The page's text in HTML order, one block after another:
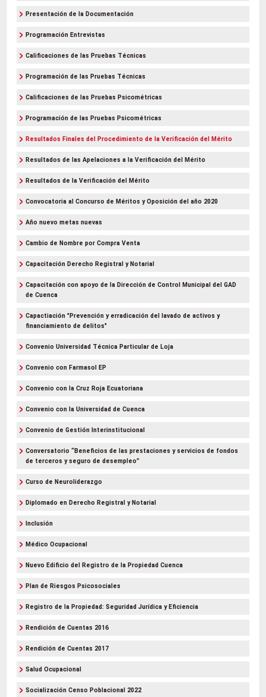
Presentación de la Documentación
Programación Entrevistas
Calificaciones de las Pruebas Técnicas
Programación de las Pruebas Técnicas
Calificaciones de las Pruebas Psicométricas
Programación de las Pruebas Psicométricas
Resultados Finales del Procedimiento de la Verificación del Mérito
Resultados de las Apelaciones a la Verificación del Mérito
Resultados de la Verificación del Mérito
Convocatoria al Concurso de Méritos y Oposición del año 2020
Año nuevo metas nuevas
Cambio de Nombre por Compra Venta
Capacitación Derecho Registral y Notarial
Capacitación con apoyo de la Dirección de Control Municipal del GAD
de Cuenca
Capactiación "Prevención y erradicación del lavado de activos y
financiamiento de delitos"
Convenio Universidad Técnica Particular de Loja
Convenio con Farmasol EP
Convenio con la Cruz Roja Ecuatoriana
Convenio con la Universidad de Cuenca
Convenio de Gestión Interinstitucional
Conversatorio “Beneficios de las prestaciones y servicios de fondos
de terceros y seguro de desempleo”
Curso de Neuroliderazgo
Diplomado en Derecho Registral y Notarial
Inclusión
Médico Ocupacional
Nuevo Edificio del Registro de la Propiedad Cuenca
Plan de Riesgos Psicosociales
Registro de la Propiedad: Seguridad Jurídica y Eficiencia
Rendición de Cuentas 2016
Rendición de Cuentas 2017
Salud Ocupacional
Socialización Censo Poblacional 2022